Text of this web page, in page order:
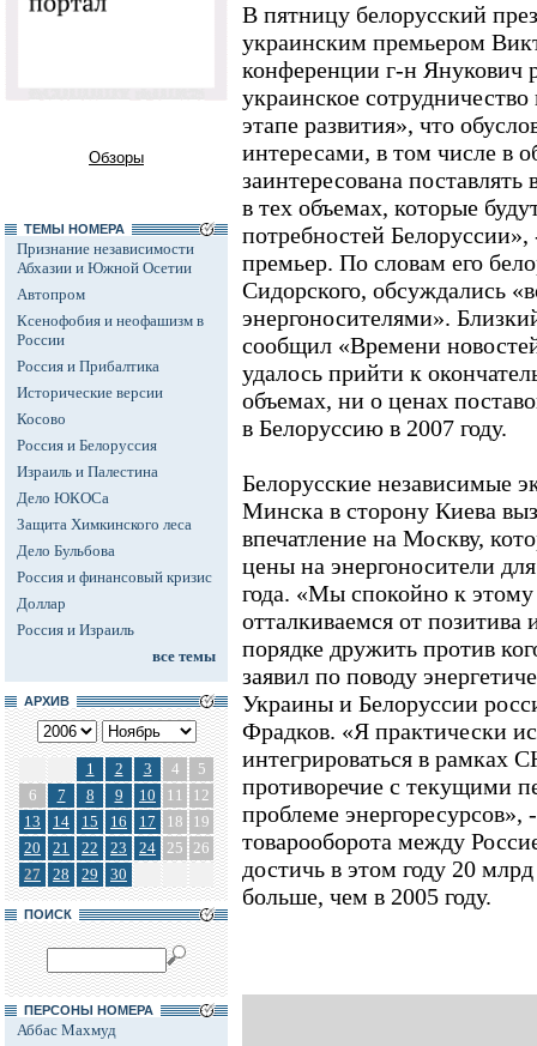
Обзоры
ТЕМЫ НОМЕРА
Признание независимости
Абхазии и Южной Осетии
Автопром
Ксенофобия и неофашизм в
России
Россия и Прибалтика
Исторические версии
Косово
Россия и Белоруссия
Израиль и Палестина
Дело ЮКОСа
Защита Химкинского леса
Дело Бульбова
Россия и финансовый кризис
Доллар
Россия и Израиль
все темы
АРХИВ
1 2 3 4
5
6
7 8 9 10 11
12
13
14 15 16 17 18
19
20
21 22 23 24 25 26
27
28 29 30
ПОИСК
ПЕРСОНЫ НОМЕРА
Аббас Махмуд
В пятницу белорусский
украинским премьером
конференции г-н Янукович
украинское
этапе развития», что
интересами, в том числе в
заинтересована
в тех объемах, которые
потребностей
премьер. По словам его
Сидорского, обсуждались
энергоносителями».
сообщил «Времени
удалось прийти к
объемах, ни о ценах
в Белоруссию в 2007 году.
Белорусские независимые
Минска в сторону Киева
впечатление на Москву,
цены на энергоносители
года. «Мы спокойно к
отталкиваемся от
порядке дружить против
заявил по поводу
Украины и Белоруссии
Фрадков. «Я практически
интегрироваться в рамках
противоречие с текущими
проблеме
товарооборота между
достичь в этом году 20
больше, чем в 2005 году.